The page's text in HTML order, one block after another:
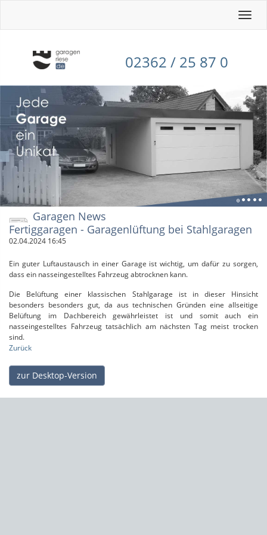
Toggle
02362 / 25 87 0
Garagen News
Fertiggaragen - Garagenlüftung bei Stahlgaragen
02.04.2024 16:45
Ein guter Luftaustausch in einer Garage ist wichtig, um dafür zu sorgen,
dass ein nasseingestelltes Fahrzeug abtrocknen kann.
Die Belüftung einer klassischen Stahlgarage ist in dieser Hinsicht
besonders besonders gut, da aus technischen Gründen eine allseitige
Belüftung im Dachbereich gewährleistet ist und somit auch ein
nasseingestelltes Fahrzeug tatsächlich am nächsten Tag meist trocken
sind.
Zurück
zur Desktop-Version